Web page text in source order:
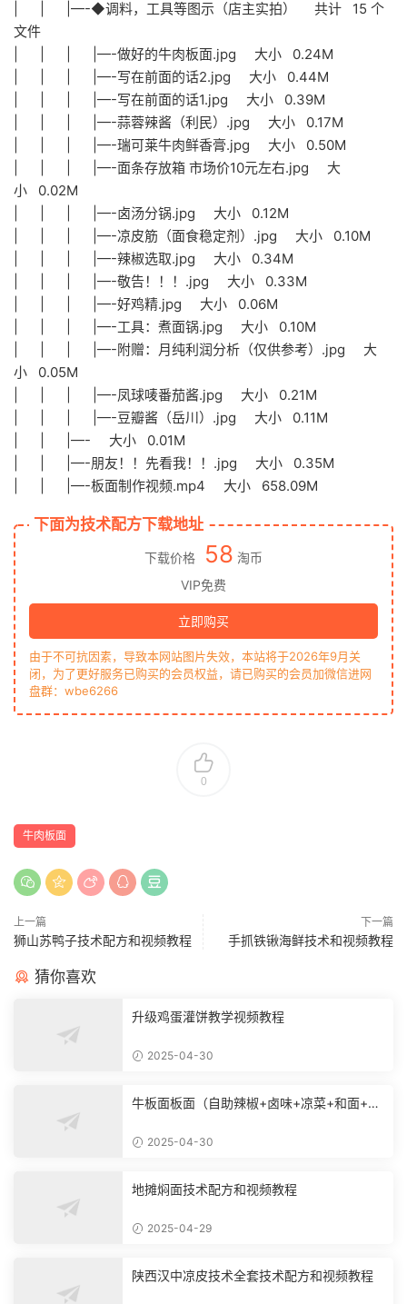
| | |—-◆调料，工具等图示（店主实拍） 共计 15 个
文件
| | | |—-做好的牛肉板面.jpg 大小 0.24M
| | | |—-写在前面的话2.jpg 大小 0.44M
| | | |—-写在前面的话1.jpg 大小 0.39M
| | | |—-蒜蓉辣酱（利民）.jpg 大小 0.17M
| | | |—-瑞可莱牛肉鲜香膏.jpg 大小 0.50M
| | | |—-面条存放箱 市场价10元左右.jpg 大
小 0.02M
| | | |—-卤汤分锅.jpg 大小 0.12M
| | | |—-凉皮筋（面食稳定剂）.jpg 大小 0.10M
| | | |—-辣椒选取.jpg 大小 0.34M
| | | |—-敬告！！！.jpg 大小 0.33M
| | | |—-好鸡精.jpg 大小 0.06M
| | | |—-工具：煮面锅.jpg 大小 0.10M
| | | |—-附赠：月纯利润分析（仅供参考）.jpg 大
小 0.05M
| | | |—-凤球唛番茄酱.jpg 大小 0.21M
| | | |—-豆瓣酱（岳川）.jpg 大小 0.11M
| | |—- 大小 0.01M
| | |—-朋友！！先看我！！.jpg 大小 0.35M
| | |—-板面制作视频.mp4 大小 658.09M
下面为技术配方下载地址
下载价格 58 淘币
VIP免费
立即购买
由于不可抗因素，导致本网站图片失效，本站将于2026年9月关
闭，为了更好服务已购买的会员权益，请已购买的会员加微信进网
盘群：wbe6266
0
牛肉板面
上一篇
狮山苏鸭子技术配方和视频教程
下一篇
手抓铁锹海鲜技术和视频教程
猜你喜欢
升级鸡蛋灌饼教学视频教程
2025-04-30
牛板面板面（自助辣椒+卤味+凉菜+和面+烙
2025-04-30
地摊焖面技术配方和视频教程
2025-04-29
陕西汉中凉皮技术全套技术配方和视频教程